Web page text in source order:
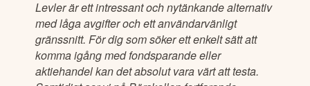
Levler är ett intressant och nytänkande alternativ
med låga avgifter och ett användarvänligt
gränssnitt. För dig som söker ett enkelt sätt att
komma igång med fondsparande eller
aktiehandel kan det absolut vara värt att testa.